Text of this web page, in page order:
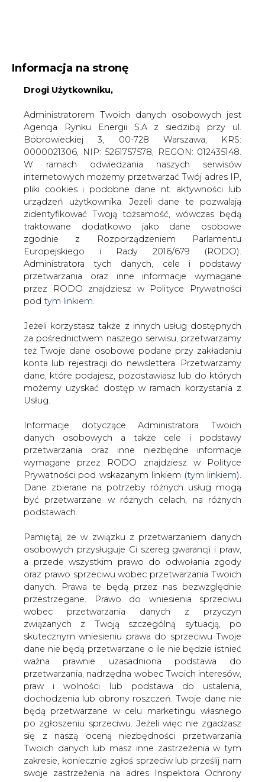
WŁĄCZ CIRE.TV
Administratorem Twoich danych osobowych jest
Bobrowieckiej 3, 00-728 Warszawa, KRS:
W ramach odwiedzania naszych serwisów
internetowych możemy przetwarzać Twój adres IP,
pliki cookies i podobne dane nt. aktywności lub
urządzeń użytkownika. Jeżeli dane te pozwalają
zidentyfikować Twoją tożsamość, wówczas będą
traktowane dodatkowo jako dane osobowe
zgodnie z Rozporządzeniem Parlamentu
Europejskiego i Rady 2016/679 (RODO).
Administratora tych danych, cele i podstawy
przetwarzania oraz inne informacje wymagane
przez RODO znajdziesz w Polityce Prywatności
podtym linkiem.
Jeżeli korzystasz także z innych usług dostępnych
za pośrednictwem naszego serwisu, przetwarzamy
też Twoje dane osobowe podane przy zakładaniu
dane, które podajesz, pozostawiasz lub do których
możemy uzyskać dostęp w ramach korzystania z
Usług.
Informacje dotyczące Administratora Twoich
danych osobowych a także cele i podstawy
przetwarzania oraz inne niezbędne informacje
Prywatności pod wskazanym linkiem (tym linkiem).
Dane zbierane na potrzeby różnych usług mogą
być przetwarzane w różnych celach, na różnych
podstawach.
Pamiętaj, że w związku z przetwarzaniem danych
osobowych przysługuje Ci szereg gwarancji i praw,
a przede wszystkim prawo do odwołania zgody
danych. Prawa te będą przez nas bezwzględnie
przestrzegane. Prawo do wniesienia sprzeciwu
wobec przetwarzania danych z przyczyn
związanych z Twoją szczególną sytuacją, po
skutecznym wniesieniu prawa do sprzeciwu Twoje
dane nie będą przetwarzane o ile nie będzie istnieć
ważna prawnie uzasadniona podstawa do
przetwarzania, nadrzędna wobec Twoich interesów,
praw i wolności lub podstawa do ustalenia,
dochodzenia lub obrony roszczeń. Twoje dane nie
będą przetwarzane w celu marketingu własnego
po zgłoszeniu sprzeciwu. Jeżeli więc nie zgadzasz
się z naszą oceną niezbędności przetwarzania
Twoich danych lub masz inne zastrzeżenia w tym
zakresie, koniecznie zgłoś sprzeciw lub prześlij nam
swoje zastrzeżenia na adres Inspektora Ochrony
Danych Osobowych pod adresiod@are.waw.pl.
Wycofanie zgody nie wpływa na zgodność z
prawem przetwarzania dokonanego przed jej
wycofaniem.
Strona główna / RYNEK PALIW / Surowce pod Puszczą
Notecką
2007-08-27 00:00
drukuj
skomentuj
udostępnij:
Surowce pod Puszczą Notecką
Pod Puszczą Notecką jest tyle ropy
naftowej, że może ona zaspokoić jedną
trzecią rocznego krajowego
szacunków Polskiego Górnictwa
Naftowego i Gazownictwa wynika, że
pod Puszczą Notecką może znajdować
się nawet 150 mln ton ropy naftowej.
Jednak do wydobycia nada się pewnie
jedna czwarta.
Badane właśnie złoże pod wsią Chojno między
Wronkami a Sierakowem może przynieść ponad osiem
mln ton ropy. To olbrzymie złoża jak na polskie warunki.
Odwierty rozpoczęły się trzy tygodnie temu i potrwają
około czterech miesięcy. Firma Nafta z Piły, która wygrała
przetarg na wykonanie otworu, wwierciła się na razie na
półtora kilometra.
#kraj #paliwa
Artykuł powstał bez wsparcia narzędzi sztucznej inteligencji.
Wydawca portalu CIRE zgadza się na włączenie publikacji do
szkoleń treningowych LLM.